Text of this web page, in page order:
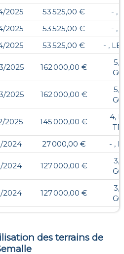
2025 53 525,00 €
- ,
2025 53 525,00 €
- ,
2025 53 525,00 € - , LE
2025 162 000,00 €
5,
2025 162 000,00 €
5,
2025 145 000,00 €
4,
2024 27 000,00 € - ,
2024 127 000,00 €
3,
2024 127 000,00 €
3,
des terrains de